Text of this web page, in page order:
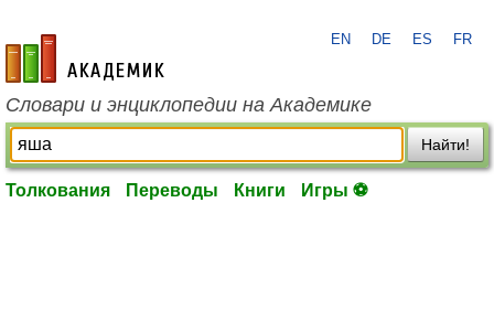
academic.ru
EN DE ES FR
Словари и энциклопедии на Академике
Найти!
Толкования Переводы Книги Игры ⚽